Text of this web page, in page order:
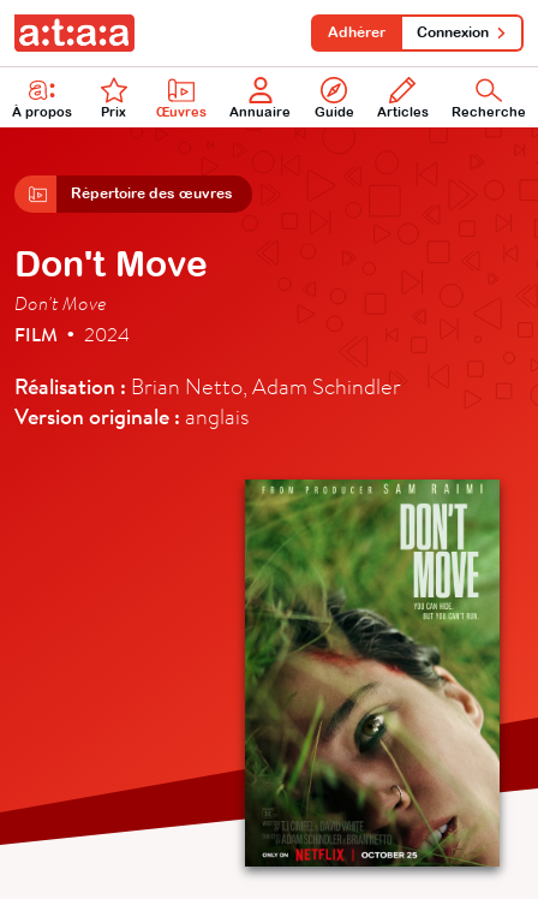
À propos Prix Œuvres Annuaire Guide Articles Recherche
Adhérer Connexion
Répertoire des œuvres
Don't Move
Don't Move
FILM • 2024
Réalisation : Brian Netto, Adam Schindler
Version originale : anglais